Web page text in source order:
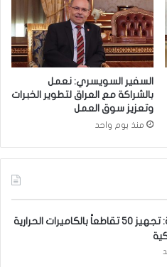
السفير السويسري: نعمل
بالشراكة مع العراق لتطوير الخبرات
وتعزيز سوق العمل
منذ يوم واحد
المرور العامة: تجهيز 50 تقاطعاً بالكاميرات الحرارية